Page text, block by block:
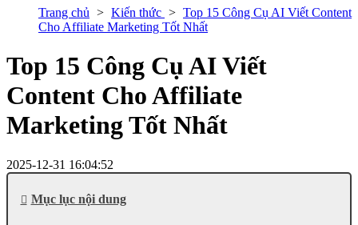
Trang chủ Kiến thức
Top 15 Công Cụ AI Viết Content
Cho Affiliate Marketing Tốt Nhất
Top 15 Công Cụ AI Viết
Content Cho Affiliate
Marketing Tốt Nhất
2025-12-31 16:04:52
Mục lục nội dung